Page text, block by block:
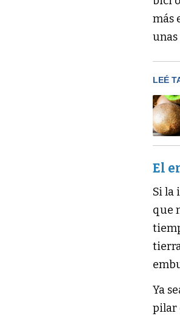
más
LEÉ
El
Si la
que
Ya
pilar